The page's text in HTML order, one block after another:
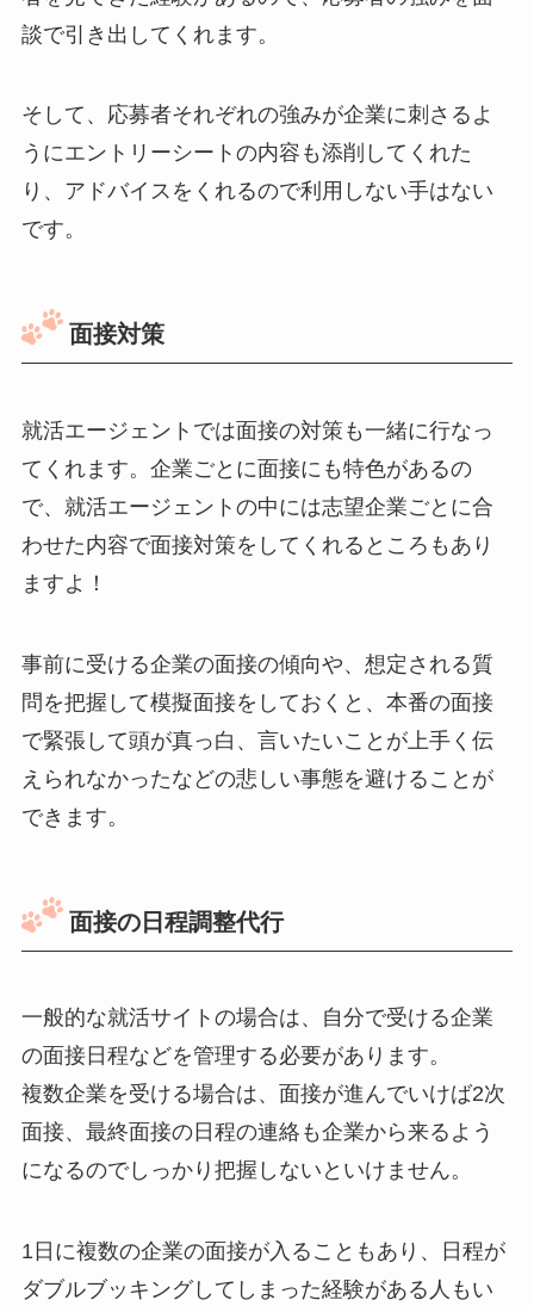
談で引き出してくれます。
そして、応募者それぞれの強みが企業に刺さるよ
うにエントリーシートの内容も添削してくれた
り、アドバイスをくれるので利用しない手はない
です。
面接対策
就活エージェントでは面接の対策も一緒に行なっ
てくれます。企業ごとに面接にも特色があるの
で、就活エージェントの中には志望企業ごとに合
わせた内容で面接対策をしてくれるところもあり
ますよ！
事前に受ける企業の面接の傾向や、想定される質
問を把握して模擬面接をしておくと、本番の面接
で緊張して頭が真っ白、言いたいことが上手く伝
えられなかったなどの悲しい事態を避けることが
できます。
面接の日程調整代行
一般的な就活サイトの場合は、自分で受ける企業
の面接日程などを管理する必要があります。
複数企業を受ける場合は、面接が進んでいけば2次
面接、最終面接の日程の連絡も企業から来るよう
になるのでしっかり把握しないといけません。
1日に複数の企業の面接が入ることもあり、日程が
ダブルブッキングしてしまった経験がある人もい